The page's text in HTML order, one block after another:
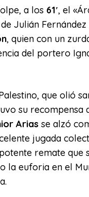
a los 61′, el
Julián
, quien con un
del portero
que olió
su recompensa
Ariasse alzó
jugada
remate que
la euforia en el